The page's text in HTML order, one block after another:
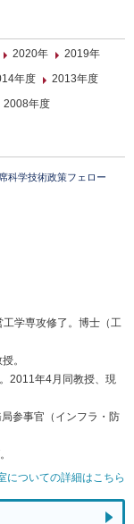
2020年
2019年
年度
2013年度
2008年度
科学技術政策フェロー
学専攻修了。博士（工
。
2011年4月同教授、現
参事官（インフラ・防
についての詳細はこちら